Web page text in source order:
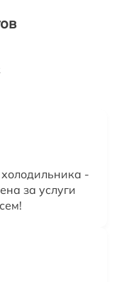
-
за услуги